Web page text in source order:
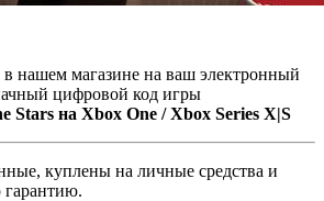
в нашем магазине на ваш электронный
цифровой код игры
Stars на Xbox One / Xbox Series X|S
куплены на личные средства и